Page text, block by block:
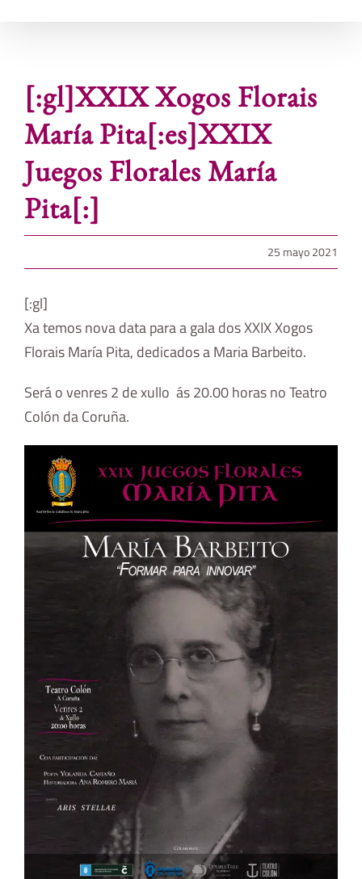
[:gl]XXIX Xogos Florais
María Pita[:es]XXIX
Juegos Florales María
Pita[:]
25 mayo 2021
[:gl]
Xa temos nova data para a gala dos XXIX Xogos
Florais María Pita, dedicados a Maria Barbeito.
Será o venres 2 de xullo ás 20.00 horas no Teatro
Colón da Coruña.